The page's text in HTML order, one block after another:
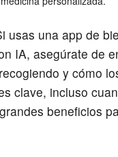
usas una app de
IA, asegúrate de
y cómo
clave, incluso
beneficios